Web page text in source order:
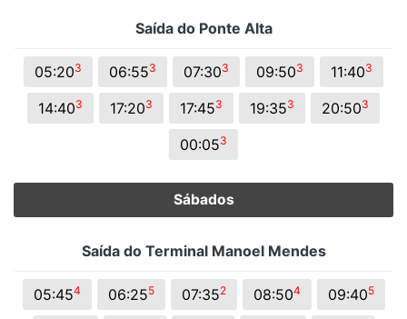
Saída do Ponte Alta
05:203 06:553 07:303 09:503 11:403
14:403 17:203 17:453 19:353 20:503
00:053
Sábados
Saída do Terminal Manoel Mendes
05:454 06:255 07:352 08:504 09:405